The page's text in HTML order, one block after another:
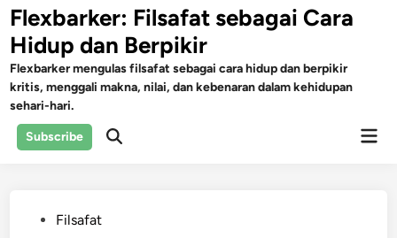
Skip
to
content
Flexbarker: Filsafat sebagai Cara
Hidup dan Berpikir
Flexbarker mengulas filsafat sebagai cara hidup dan berpikir
kritis, menggali makna, nilai, dan kebenaran dalam kehidupan
sehari-hari.
Subscribe
Open
PostedFilsafat